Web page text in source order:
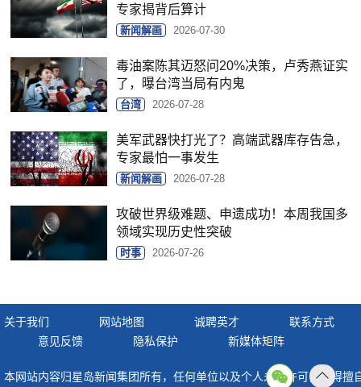
专家揭背后算计
新闻解画 2026-07-30
毒油案陈其迈怒问20%决策，卢秀燕证实
了，曝台湾当局有内鬼
台湾 2026-07-28
美军武器快打光了？高端武器库存告急，
专家最怕一事发生
新闻解画 2026-07-28
攻破世界级难题、申遗成功！本周我国多
领域实现历史性突破
时事 2026-07-26
关于我们 网站地图 诚聘英才
联系方式
意见反馈
隐私保护 新媒体矩阵
本网站内容归星岛新闻集团所有，任何单位以及个人未经许可，不得擅